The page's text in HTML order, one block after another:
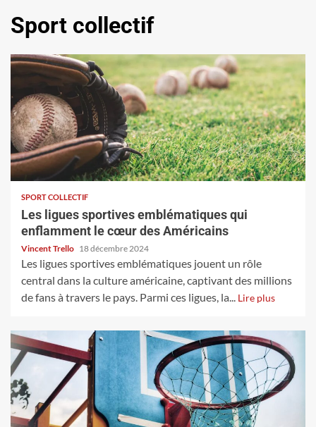
Sport collectif
SPORT COLLECTIF
Les ligues sportives emblématiques qui
enflamment le cœur des Américains
Vincent Trello 18 décembre 2024
Les ligues sportives emblématiques jouent un rôle
central dans la culture américaine, captivant des millions
de fans à travers le pays. Parmi ces ligues, la... Lire plus